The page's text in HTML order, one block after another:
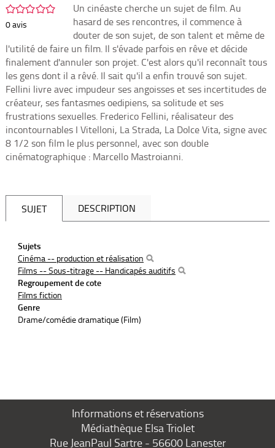
/5
0avis
Un cinéaste cherche un sujet de film. Au
hasard de ses rencontres, il commence à
douter de son sujet, de son talent et même de
l'utilité de faire un film. Il s'évade parfois en rêve et décide
finalement d'annuler son projet. C'est alors qu'il reconnaît tous
les gens dont il a rêvé. Il sait qu'il a enfin trouvé son sujet.
Fellini livre avec impudeur ses angoisses et ses incertitudes de
créateur, ses fantasmes oedipiens, sa solitude et ses
frustrations sexuelles. Frederico Fellini, réalisateur des
incontournables I Vitelloni, La Strada, La Dolce Vita, signe avec
8 1/2 son film le plus personnel, avec son double
cinématographique : Marcello Mastroianni.
SUJET DESCRIPTION
Sujets
Cinéma -- production et réalisation
Films -- Sous-titrage -- Handicapés auditifs
Regroupement de cote
Films fiction
Genre
Drame/comédie dramatique (Film)
Informations et réservations
Médiathèque Elsa Triolet
Rue JeanPaul Sartre - 56600 Lanester